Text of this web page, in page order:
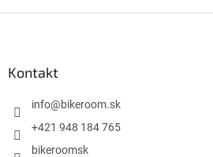
Kontakt
info@bikeroom.sk
+421 948 184 765
bikeroomsk